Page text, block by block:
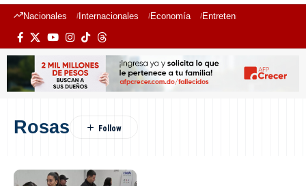
Nacionales Internacionales Economía Entretenimiento
Rosas